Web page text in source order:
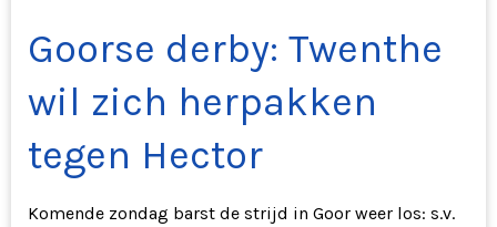
Goorse derby: Twenthe
wil zich herpakken
tegen Hector
Komende zondag barst de strijd in Goor weer los: s.v.